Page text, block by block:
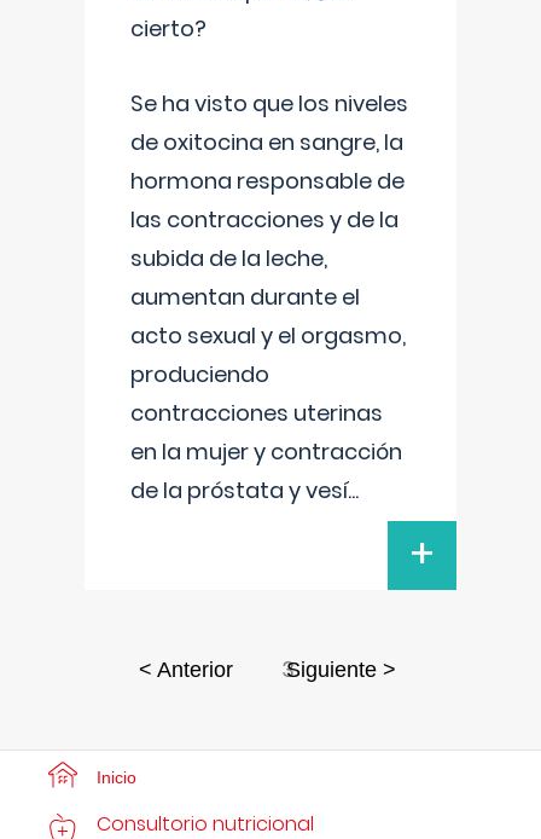
cierto?
Se ha visto que los niveles
de oxitocina en sangre, la
hormona responsable de
las contracciones y de la
subida de la leche,
aumentan durante el
acto sexual y el orgasmo,
produciendo
contracciones uterinas
en la mujer y contracción
de la próstata y vesí...
+
< Anterior 3Siguiente >
Inicio
Consultorio nutricional